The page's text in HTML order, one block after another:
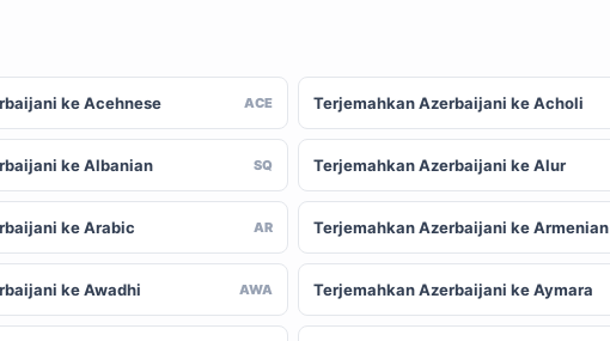
ke Acehnese ACE Terjemahkan Azerbaijani ke Acholi
ke Albanian SQ Terjemahkan Azerbaijani ke Alur
ke Arabic AR Terjemahkan Azerbaijani ke Armenian
ke Awadhi AWA Terjemahkan Azerbaijani ke Aymara